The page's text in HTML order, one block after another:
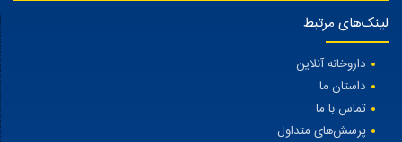
لینک‌های مرتبط
داروخانه آنلاین
داستان ما
تماس با ما
پرسش‌های متداول